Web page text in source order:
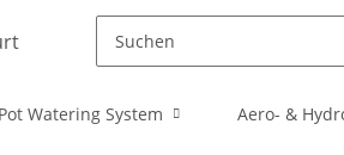
Watering System Aero- &